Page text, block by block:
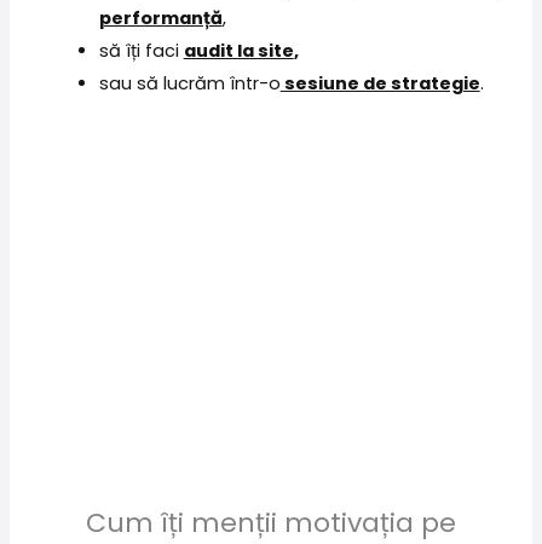
performanță,
să îți faci audit la site,
sau să lucrăm într-o sesiune de strategie.
Cum îți menții motivația pe